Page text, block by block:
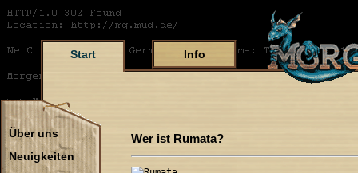
Start Info
Über uns
Neuigkeiten
Wer ist Rumata?